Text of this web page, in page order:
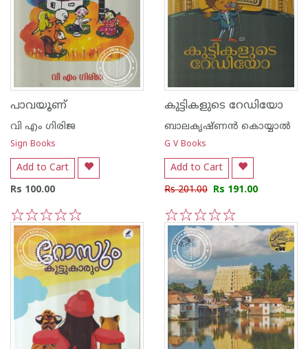
പാവയൂണ്
വി എം ഗിരിജ
Sign Books
Add to Cart
Rs 100.00
5
4
3
2
1
കുട്ടികളുടെ റേഡിയോ
ബാലകൃഷ്ണന്‍ കൊയ്യാല്‍
G V Books
Add to Cart
Rs 201.00 Rs 191.00
5
4
3
2
1